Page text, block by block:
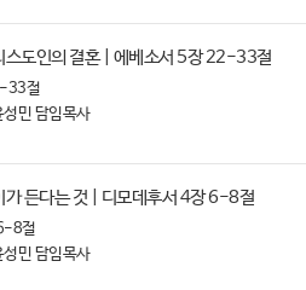
스도인의 결혼 | 에베소서 5장 22-33절
33절
성민 담임목사
가 든다는 것 | 디모데후서 4장 6-8절
8절
성민 담임목사